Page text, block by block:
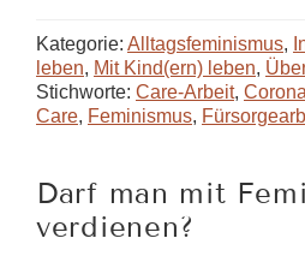
der
Mütter
Kategorie: Alltagsfeminismus,
leben, Mit Kind(ern) leben,
Stichworte: Care-Arbeit, Corona
Care, Feminismus,
Darf man mit
verdienen?